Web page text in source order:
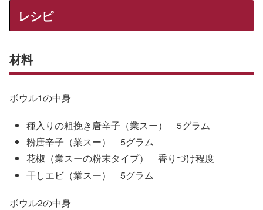
レシピ
材料
ボウル1の中身
種入りの粗挽き唐辛子（業スー） 5グラム
粉唐辛子（業スー） 5グラム
花椒（業スーの粉末タイプ） 香りづけ程度
干しエビ（業スー） 5グラム
ボウル2の中身